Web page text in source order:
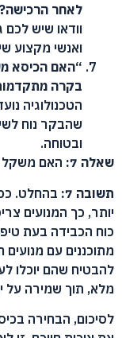
לאחר
וודאו שיש
ואנשי מקצוע
“האם הכיסא
בקרה
הטכנולוגיה
שהבקר נוח
ובטוחה.
שאלה 7:
האם משקל
תשובה 7:
בהחלט.
יותר, כך המנועים
כוח הכבידה בעת
מתוכננים עם
להבטיח שהם יוכלו
מלא, תוך שמירה על
לסיכום, הבחירה